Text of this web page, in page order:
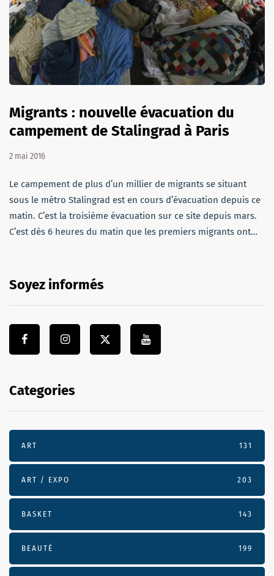
Migrants : nouvelle évacuation du
campement de Stalingrad à Paris
2 mai 2016
Le campement de plus d’un millier de migrants se situant
sous le métro Stalingrad est en cours d’évacuation depuis ce
matin. C’est la troisième évacuation sur ce site depuis mars.
C’est dès 6 heures du matin que les premiers migrants ont…
Soyez informés
Categories
ART 131
ART / EXPO 203
BASKET 143
BEAUTÉ 199